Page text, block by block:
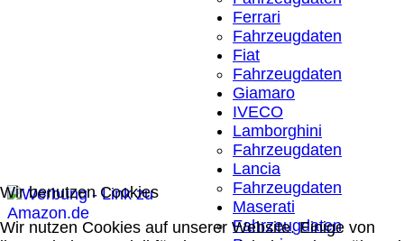
Ferrari
Fahrzeugdaten
Fiat
Fahrzeugdaten
Giamaro
IVECO
Lamborghini
Fahrzeugdaten
Lancia
Fahrzeugdaten
Maserati
Fahrzeugdaten
Wir benutzen Cookies
Wir nutzen Cookies auf unserer Website. Einige von